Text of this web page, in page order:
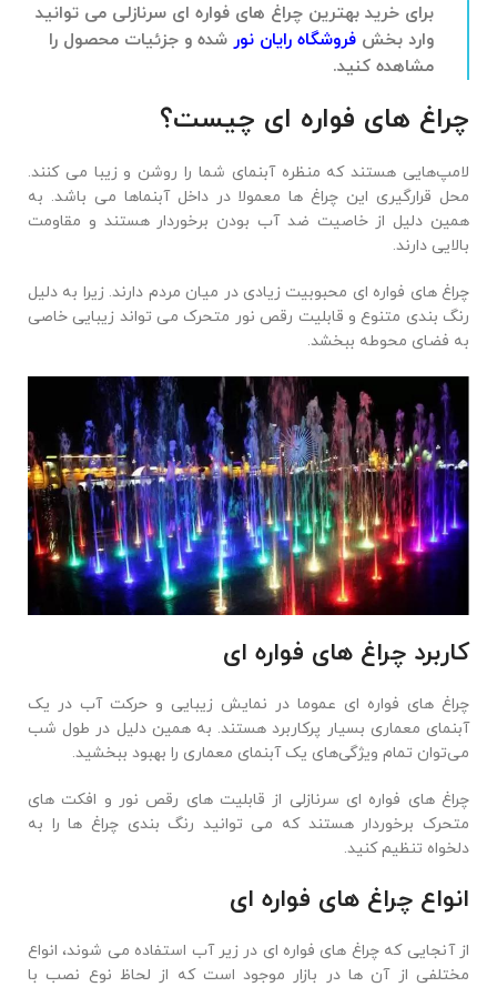
برای خرید بهترین چراغ های فواره ای سرنازلی می توانید
وارد بخش فروشگاه رایان نور شده و جزئیات محصول را
مشاهده کنید.
چراغ های فواره ای چیست؟
لامپ‌هایی هستند که منظره آبنمای شما را روشن و زیبا می ‌کنند.
محل قرارگیری این چراغ ها معمولا در داخل آبنماها می باشد. به
همین دلیل از خاصیت ضد آب بودن برخوردار هستند و مقاومت
بالایی دارند.
چراغ های فواره ای محبوبیت زیادی در میان مردم دارند. زیرا به دلیل
رنگ بندی متنوع و قابلیت رقص نور متحرک می تواند زیبایی خاصی
به فضای محوطه ببخشد.
کاربرد چراغ های فواره ای
چراغ های فواره ای عموما در نمایش زیبایی و حرکت آب در یک
آبنمای معماری بسیار پرکاربرد هستند. به همین دلیل در طول شب
می‌توان تمام ویژگی‌های یک آبنمای معماری را بهبود ببخشید.
چراغ های فواره ای سرنازلی از قابلیت های رقص نور و افکت های
متحرک برخوردار هستند که می توانید رنگ بندی چراغ ها را به
دلخواه تنظیم کنید.
انواع چراغ های فواره ای
از آنجایی که چراغ های فواره ای در زیر آب استفاده می شوند، انواع
مختلفی از آن ها در بازار موجود است که از لحاظ نوع نصب با